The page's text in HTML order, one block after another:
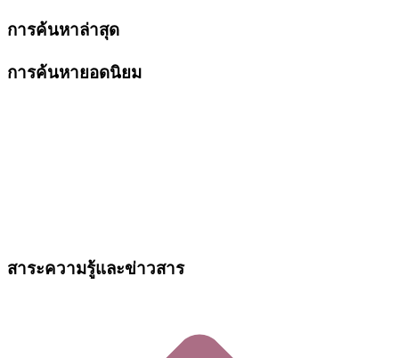
การค้นหาล่าสุด
การค้นหายอดนิยม
สาระความรู้และข่าวสาร